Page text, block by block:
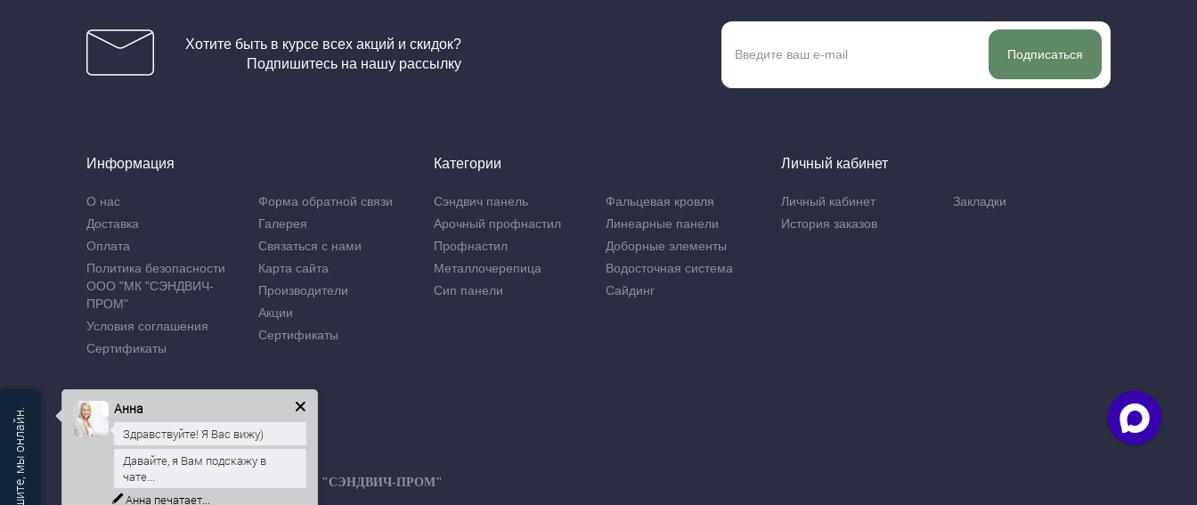
Хотите быть в курсе всех акций и скидок?
Подпишитесь на нашу рассылку
Подписаться
Информация
О нас
Доставка
Оплата
Политика безопасности
ООО "МК "СЭНДВИЧ-
ПРОМ"
Условия соглашения
Сертификаты
Форма обратной связи
Галерея
Связаться с нами
Карта сайта
Производители
Акции
Сертификаты
Категории
Сэндвич панель
Арочный профнастил
Профнастил
Металлочерепица
Сип панели
Фальцевая кровля
Линеарные панели
Доборные элементы
Водосточная система
Сайдинг
Личный кабинет
Личный кабинет
История заказов
Закладки
Производственная компания ООО "МК "СЭНДВИЧ-ПРОМ"
Анна
Здравствуйте! Я Вас вижу)
Давайте, я Вам подскажу в
чате...
Анна печатает...